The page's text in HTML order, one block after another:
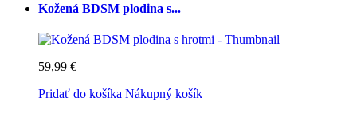
Kožená BDSM plodina s...
59,99 €
Pridať do košíka Nákupný košík